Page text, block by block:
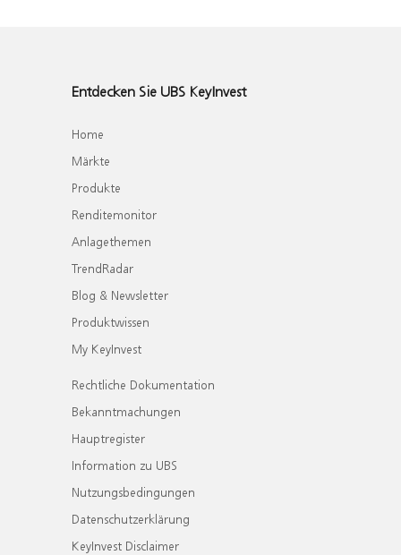
Entdecken Sie UBS KeyInvest
Home
Märkte
Produkte
Renditemonitor
Anlagethemen
TrendRadar
Blog & Newsletter
Produktwissen
My KeyInvest
Rechtliche Dokumentation
Bekanntmachungen
Hauptregister
Information zu UBS
Nutzungsbedingungen
Datenschutzerklärung
KeyInvest Disclaimer